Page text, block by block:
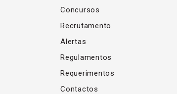
Concursos
Recrutamento
Alertas
Regulamentos
Requerimentos
Contactos